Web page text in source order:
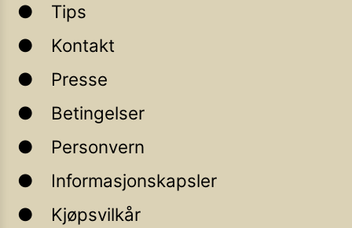
Tips
Kontakt
Presse
Betingelser
Personvern
Informasjonskapsler
Kjøpsvilkår